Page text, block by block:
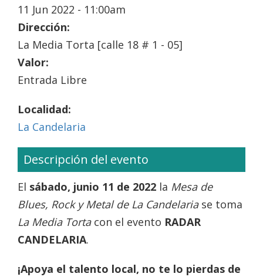
11 Jun 2022 - 11:00am
Dirección:
La Media Torta [calle 18 # 1 - 05]
Valor:
Entrada Libre
Localidad:
La Candelaria
Descripción del evento
El sábado, junio 11 de 2022 la Mesa de
Blues, Rock y Metal de La Candelariase toma
La Media Tortacon el evento RADAR
CANDELARIA.
¡Apoya el talento local, no te lo pierdas de